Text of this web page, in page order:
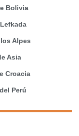
Bolivia
Alpes
Asia
Croacia
Perú